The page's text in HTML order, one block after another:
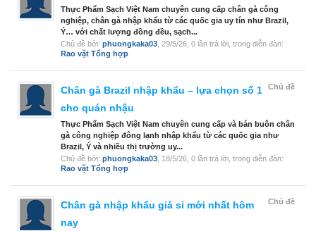
Thực Phẩm Sạch Việt Nam chuyên cung cấp chân gà công
nghiệp, chân gà nhập khẩu từ các quốc gia uy tín như Brazil,
Ý… với chất lượng đồng đều, sạch...
Chủ đề bởi: phuongkaka03 29/5/26 , 0 lần trả lời, trong diễn đàn:
Rao vặt Tổng hợp
Chủ đề
Chân gà Brazil nhập khẩu – lựa chọn số 1
cho quán nhậu
Thực Phẩm Sạch Việt Nam chuyên cung cấp và bán buôn chân
gà công nghiệp đông lạnh nhập khẩu từ các quốc gia như
Brazil, Ý và nhiều thị trường uy...
Chủ đề bởi: phuongkaka03 18/5/26 , 0 lần trả lời, trong diễn đàn:
Rao vặt Tổng hợp
Chủ đề
Chân gà nhập khẩu giá sỉ mới nhất hôm
nay